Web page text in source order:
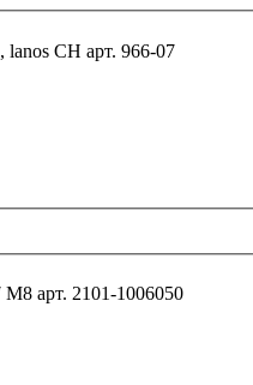
Болт М12*55/28*1,5 S=17 bmw, mer, rn, opl, nexia, lanos CH арт. 966-07
Болт спец. (ф24*54) ограничительный цепи 01-07 М8 арт. 2101-1006050